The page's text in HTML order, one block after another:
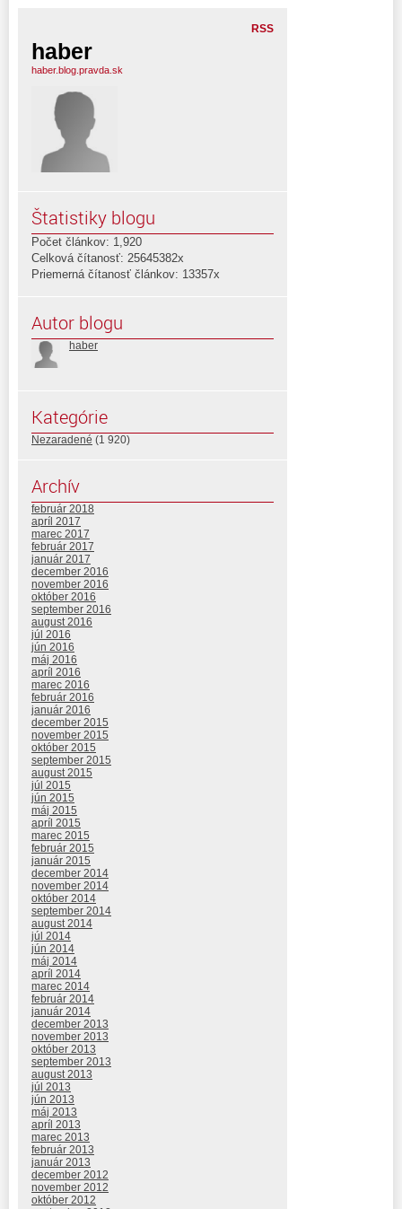
RSS
haber
haber.blog.pravda.sk
Štatistiky blogu
Počet článkov: 1,920
Celková čítanosť: 25645382x
Priemerná čítanosť článkov: 13357x
Autor blogu
haber
Kategórie
Nezaradené (1 920)
Archív
február 2018
apríl 2017
marec 2017
február 2017
január 2017
december 2016
november 2016
október 2016
september 2016
august 2016
júl 2016
jún 2016
máj 2016
apríl 2016
marec 2016
február 2016
január 2016
december 2015
november 2015
október 2015
september 2015
august 2015
júl 2015
jún 2015
máj 2015
apríl 2015
marec 2015
február 2015
január 2015
december 2014
november 2014
október 2014
september 2014
august 2014
júl 2014
jún 2014
máj 2014
apríl 2014
marec 2014
február 2014
január 2014
december 2013
november 2013
október 2013
september 2013
august 2013
júl 2013
jún 2013
máj 2013
apríl 2013
marec 2013
február 2013
január 2013
december 2012
november 2012
október 2012